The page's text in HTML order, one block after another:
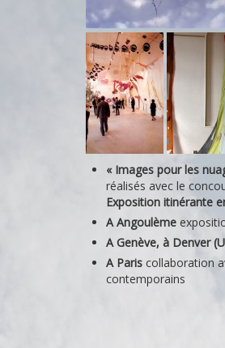
« Images pour les
réalisés avec le
Exposition itinérante
A Angoulème
A Genève, à Denver
A Paris collaboration
contemporains